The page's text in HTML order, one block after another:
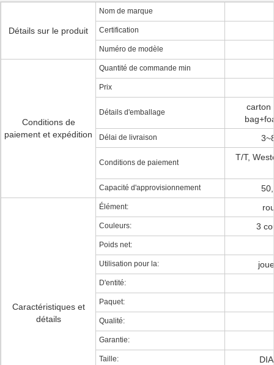
Détails sur le produit
Nom de marque
Certification
Numéro de modèle
Conditions de
paiement et expédition
Quantité de commande min
Prix
Détails d'emballage
carton
Délai de livraison
Conditions de paiement
T/T,
Capacité d'approvisionnement
Caractéristiques et
détails
Élément:
Couleurs: 3
Poids net:
Utilisation pour la:
D'entité:
Paquet:
Qualité:
Garantie:
Taille: